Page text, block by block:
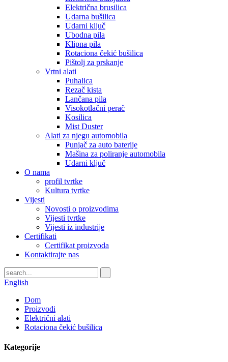
Električna brusilica
Udarna bušilica
Udarni ključ
Ubodna pila
Klipna pila
Rotaciona čekić bušilica
Pištolj za prskanje
Vrtni alati
Puhalica
Rezač kista
Lančana pila
Visokotlačni perač
Kosilica
Mist Duster
Alati za njegu automobila
Punjač za auto baterije
Mašina za poliranje automobila
Udarni ključ
O nama
profil tvrtke
Kultura tvrtke
Vijesti
Novosti o proizvodima
Vijesti tvrtke
Vijesti iz industrije
Certifikati
Certifikat proizvoda
Kontaktirajte nas
English
Dom
Proizvodi
Električni alati
Rotaciona čekić bušilica
Kategorije